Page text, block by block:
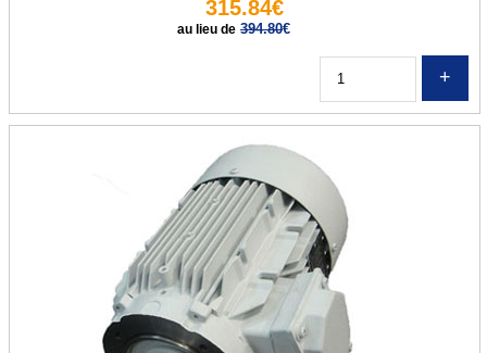
Transfo d'élairage halogène
Autotransfo US 115V / 230V
TRANSFO TRIPHASE
Transfo Tri 400/400V
Transfo Tri 400/230V
Transfo Tri 230-400/24-42V
315.84€
au lieu de 394.80€